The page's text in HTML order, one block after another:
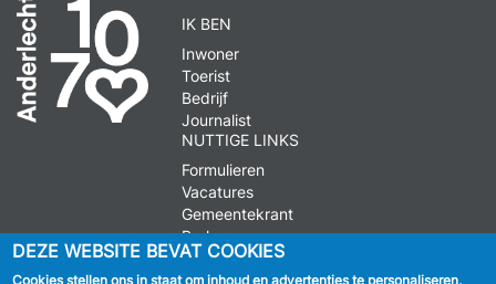
IK BEN
Inwoner
Toerist
Bedrijf
Journalist
NUTTIGE LINKS
Formulieren
Vacatures
Gemeentekrant
Parkeren
DEZE WEBSITE BEVAT COOKIES
Cookies stellen ons in staat om inhoud en advertenties te personaliseren,